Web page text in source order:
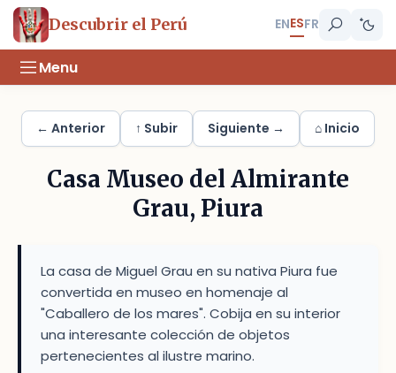
Descubrir el Perú ENESFR
Menu
← Anterior ↑ Subir Siguiente → ⌂ Inicio
Casa Museo del Almirante
Grau, Piura
La casa de Miguel Grau en su nativa Piura fue
convertida en museo en homenaje al
"Caballero de los mares". Cobija en su interior
una interesante colección de objetos
pertenecientes al ilustre marino.